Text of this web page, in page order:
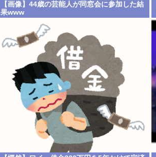
【画像】44歳の芸能人が同窓会に参加した結
果www